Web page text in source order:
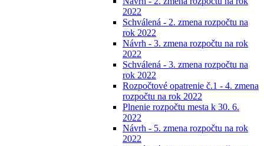
2022
Schválená - 2. zmena rozpočtu na
rok 2022
Návrh - 3. zmena rozpočtu na rok
2022
Schválená - 3. zmena rozpočtu na
rok 2022
Rozpočtové opatrenie č.1 - 4. zmena
rozpočtu na rok 2022
Plnenie rozpočtu mesta k 30. 6.
2022
Návrh - 5. zmena rozpočtu na rok
2022